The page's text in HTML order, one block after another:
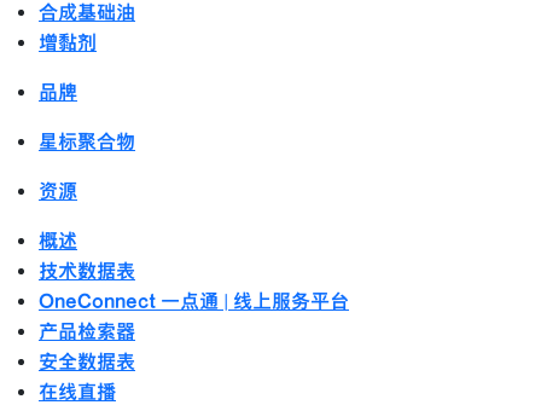
合成基础油
增黏剂
品牌
星标聚合物
资源
概述
技术数据表
OneConnect 一点通 | 线上服务平台
产品检索器
安全数据表
在线直播